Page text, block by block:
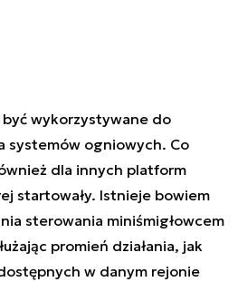
wykorzystywane do
systemów ogniowych. Co
dla innych platform
startowały. Istnieje bowiem
sterowania miniśmigłowcem
promień działania, jak
w danym rejonie